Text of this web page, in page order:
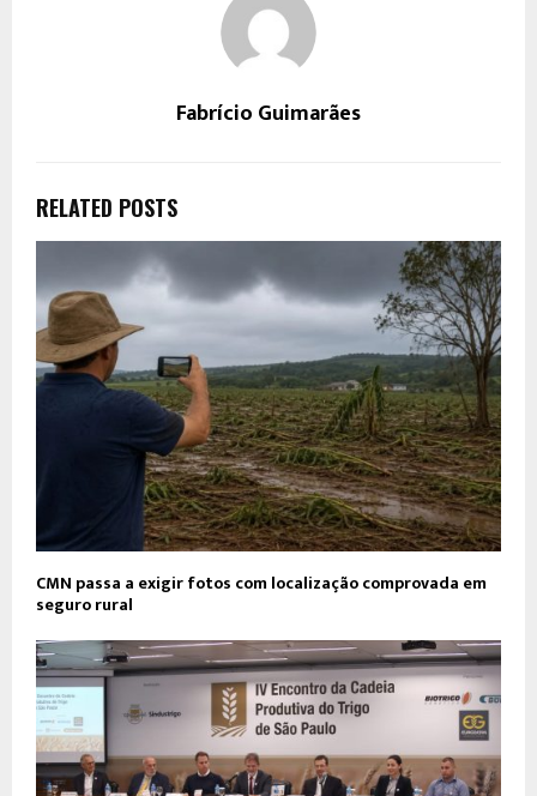
Fabrício Guimarães
RELATED POSTS
CMN passa a exigir fotos com localização comprovada em
seguro rural